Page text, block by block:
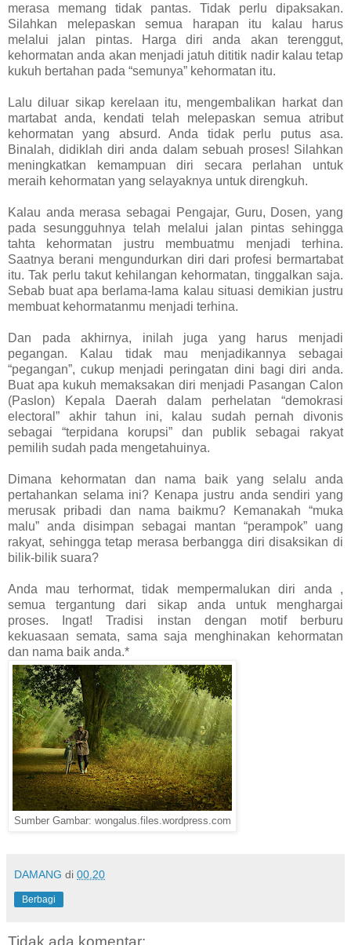
merasa memang tidak pantas. Tidak perlu dipaksakan.
Silahkan melepaskan semua harapan itu kalau harus
melalui jalan pintas. Harga diri anda akan terenggut,
kehormatan anda akan menjadi jatuh dititik nadir kalau tetap
kukuh bertahan pada “semunya” kehormatan itu.
Lalu diluar sikap kerelaan itu, mengembalikan harkat dan
martabat anda, kendati telah melepaskan semua atribut
kehormatan yang absurd. Anda tidak perlu putus asa.
Binalah, didiklah diri anda dalam sebuah proses! Silahkan
meningkatkan kemampuan diri secara perlahan untuk
meraih kehormatan yang selayaknya untuk direngkuh.
Kalau anda merasa sebagai Pengajar, Guru, Dosen, yang
pada sesungguhnya telah melalui jalan pintas sehingga
tahta kehormatan justru membuatmu menjadi terhina.
Saatnya berani mengundurkan diri dari profesi bermartabat
itu. Tak perlu takut kehilangan kehormatan, tinggalkan saja.
Sebab buat apa berlama-lama kalau situasi demikian justru
membuat kehormatanmu menjadi terhina.
Dan pada akhirnya, inilah juga yang harus menjadi
pegangan. Kalau tidak mau menjadikannya sebagai
“pegangan”, cukup menjadi peringatan dini bagi diri anda.
Buat apa kukuh memaksakan diri menjadi Pasangan Calon
(Paslon) Kepala Daerah dalam perhelatan “demokrasi
electoral” akhir tahun ini, kalau sudah pernah divonis
sebagai “terpidana korupsi” dan publik sebagai rakyat
pemilih sudah pada mengetahuinya.
Dimana kehormatan dan nama baik yang selalu anda
pertahankan selama ini? Kenapa justru anda sendiri yang
merusak pribadi dan nama baikmu? Kemanakah “muka
malu” anda disimpan sebagai mantan “perampok” uang
rakyat, sehingga tetap merasa berbangga diri disaksikan di
bilik-bilik suara?
Anda mau terhormat, tidak mempermalukan diri anda ,
semua tergantung dari sikap anda untuk menghargai
proses. Ingat! Tradisi instan dengan motif berburu
kekuasaan semata, sama saja menghinakan kehormatan
dan nama baik anda.*
Sumber Gambar: wongalus.files.wordpress.com
DAMANG di 00.20
Berbagi
Tidak ada komentar: